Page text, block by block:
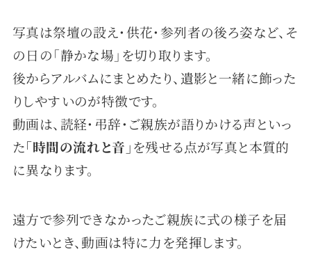
写真は祭壇の設え・供花・参列者の後ろ姿など、そ
の日の「静かな場」を切り取ります。
後からアルバムにまとめたり、遺影と一緒に飾った
りしやすいのが特徴です。
動画は、読経・弔辞・ご親族が語りかける声といっ
た「時間の流れと音」を残せる点が写真と本質的
に異なります。
遠方で参列できなかったご親族に式の様子を届
けたいとき、動画は特に力を発揮します。